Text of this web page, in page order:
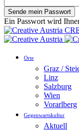
Ein Passwort wird
Orte
Graz /
Linz
Salzburg
Wien
Vorarlberg
Gegenwartskultur
Aktuell